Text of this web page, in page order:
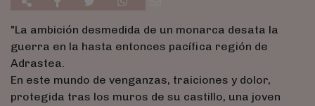
"La ambición desmedida de un monarca desata la
guerra en la hasta entonces pacífica región de
Adrastea.
En este mundo de venganzas, traiciones y dolor,
protegida tras los muros de su castillo, una joven